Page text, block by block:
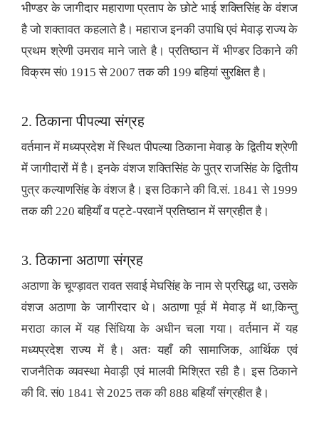
भीण्डर के जागीदार महाराणा प्रताप के छोटे भाई शक्तिसिंह के वंशज
है जो शक्तावत कहलाते है। महाराज इनकी उपाधि एवं मेवाड़ राज्य के
प्रथम श्रेणी उमराव माने जाते है। प्रतिष्ठान में भीण्डर ठिकाने की
विक्रम सं0 1915 से 2007 तक की 199 बहियां सुरक्षित है।
2. ठिकाना पीपल्या संग्रह
वर्तमान में मध्यप्रदेश में स्थित पीपल्या ठिकाना मेवाड़ के द्वितीय श्रेणी
में जागीदारों में है। इनके वंशज शक्तिसिंह के पुत्र राजसिंह के द्वितीय
पुत्र कल्याणसिंह के वंशज है। इस ठिकाने की वि.सं. 1841 से 1999
तक की 220 बहियाँ व पट्टे-परवानें प्रतिष्ठान में सग्रहीत है।
3. ठिकाना अठाणा संग्रह
अठाणा के चूण्ड़ावत रावत सवाई मेघसिंह के नाम से प्रसिद्ध था, उसके
वंशज अठाणा के जागीरदार थे। अठाणा पूर्व में मेवाड़ में था,किन्तु
मराठा काल में यह सिंधिया के अधीन चला गया। वर्तमान में यह
मध्यप्रदेश राज्य में है। अतः यहाँ की सामाजिक, आर्थिक एवं
राजनैतिक व्यवस्था मेवाड़ी एवं मालवी मिश्रित रही है। इस ठिकाने
की वि. सं0 1841 से 2025 तक की 888 बहियाँ संग्रहीत है।